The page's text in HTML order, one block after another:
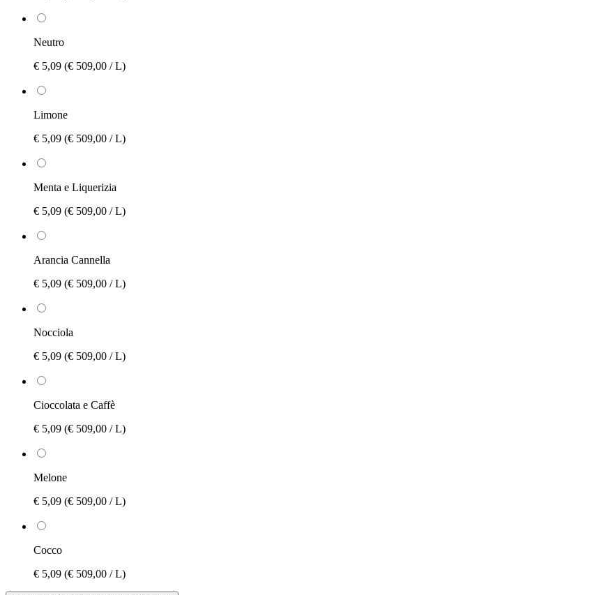
Neutro
€ 5,09 (€ 509,00 / L)
Limone
€ 5,09 (€ 509,00 / L)
Menta e Liquerizia
€ 5,09 (€ 509,00 / L)
Arancia Cannella
€ 5,09 (€ 509,00 / L)
Nocciola
€ 5,09 (€ 509,00 / L)
Cioccolata e Caffè
€ 5,09 (€ 509,00 / L)
Melone
€ 5,09 (€ 509,00 / L)
Cocco
€ 5,09 (€ 509,00 / L)